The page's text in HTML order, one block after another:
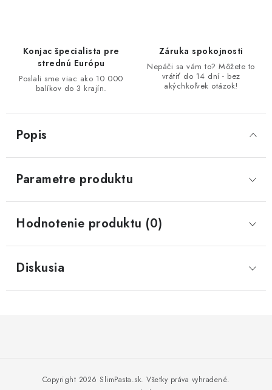
Konjac špecialista pre
strednú Európu
Poslali sme viac ako 10 000
balíkov do 3 krajín.
Záruka spokojnosti
Nepáči sa vám to? Môžete to
vrátiť do 14 dní - bez
akýchkoľvek otázok!
Popis
Parametre produktu
Hodnotenie produktu (0)
Diskusia
Copyright 2026 SlimPasta.sk. Všetky práva vyhradené.